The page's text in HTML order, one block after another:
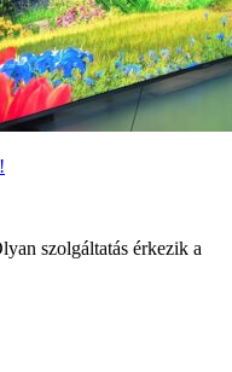
szolgáltatás érkezik a